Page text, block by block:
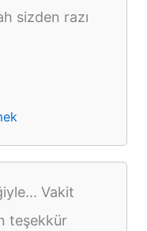
sizden razı
Vakit
teşekkür